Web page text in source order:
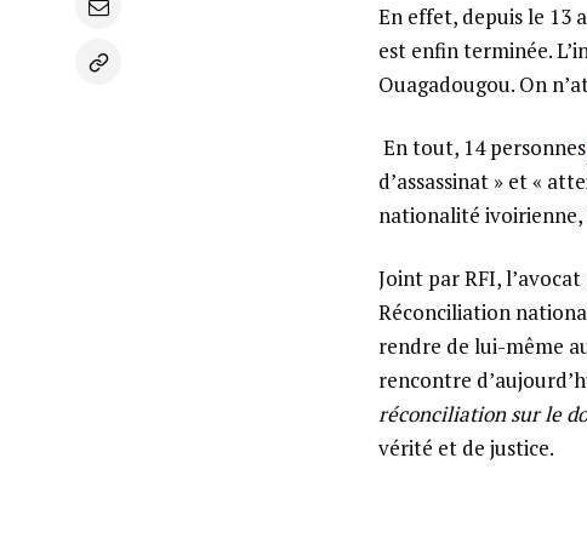
En effet, depuis le 13
est enfin terminée.
Ouagadougou. On
En tout, 14
d’assassinat » et «
nationalité ivoirienne,
Joint par RFI,
Réconciliation
rendre de lui-même
rencontre
réconciliation sur le
vérité et de justice.